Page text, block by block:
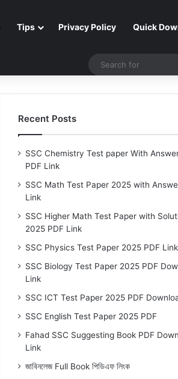
Tips Privacy Policy Quick
Recent Posts
SSC Chemistry Test paper With
PDF Link
SSC Math Test Paper 2025 with
Link
SSC Higher Math Test Paper with
2025 PDF Link
SSC Physics Test Paper 2025 PDF Link
SSC Biology Test Paper 2025 PDF
Link
SSC ICT Test Paper 2025 PDF
SSC English Test Paper 2025 PDF
Fahad SSC Suggesting Book PDF
Link
জাবিনলেজ Full Book পিডিএফ লিংক